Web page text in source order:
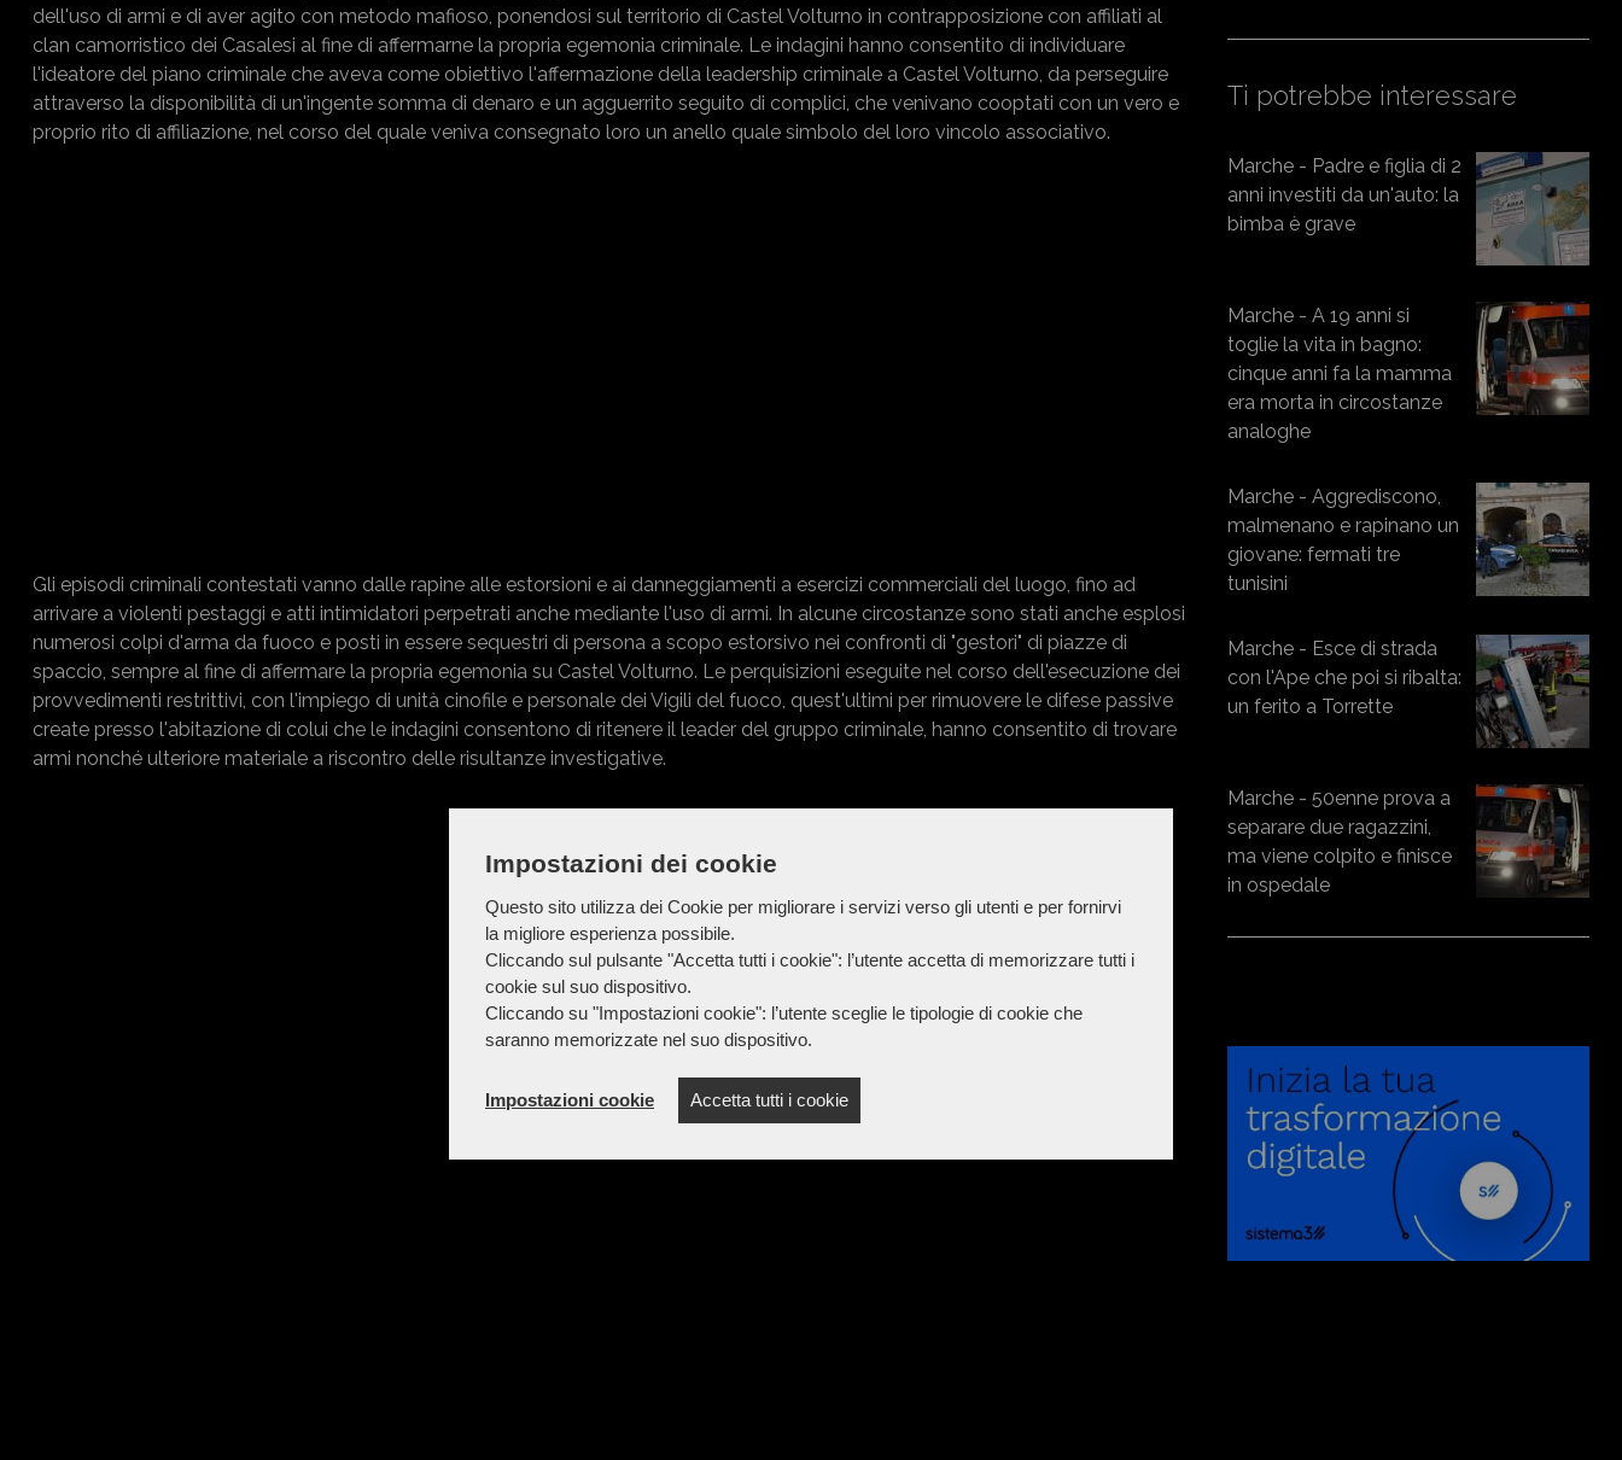
Impostazioni dei cookie
Questo sito utilizza dei Cookie per migliorare i servizi verso gli utenti e per fornirvi
la migliore esperienza possibile.
Cliccando sul pulsante "Accetta tutti i cookie": l’utente accetta di memorizzare tutti i
cookie sul suo dispositivo.
Cliccando su "Impostazioni cookie": l’utente sceglie le tipologie di cookie che
saranno memorizzate nel suo dispositivo.
Impostazioni cookie Accetta tutti i cookie
dell'uso di armi e di aver agito con metodo mafioso, ponendosi sul territorio di Castel Volturno in contrapposizione con affiliati al
clan camorristico dei Casalesi al fine di affermarne la propria egemonia criminale. Le indagini hanno consentito di individuare
l'ideatore del piano criminale che aveva come obiettivo l'affermazione della leadership criminale a Castel Volturno, da perseguire
attraverso la disponibilità di un'ingente somma di denaro e un agguerrito seguito di complici, che venivano cooptati con un vero e
proprio rito di affiliazione, nel corso del quale veniva consegnato loro un anello quale simbolo del loro vincolo associativo.
Gli episodi criminali contestati vanno dalle rapine alle estorsioni e ai danneggiamenti a esercizi commerciali del luogo, fino ad
arrivare a violenti pestaggi e atti intimidatori perpetrati anche mediante l'uso di armi. In alcune circostanze sono stati anche esplosi
numerosi colpi d'arma da fuoco e posti in essere sequestri di persona a scopo estorsivo nei confronti di "gestori" di piazze di
spaccio, sempre al fine di affermare la propria egemonia su Castel Volturno. Le perquisizioni eseguite nel corso dell'esecuzione dei
provvedimenti restrittivi, con l'impiego di unità cinofile e personale dei Vigili del fuoco, quest'ultimi per rimuovere le difese passive
create presso l'abitazione di colui che le indagini consentono di ritenere il leader del gruppo criminale, hanno consentito di trovare
armi nonché ulteriore materiale a riscontro delle risultanze investigative.
Ti potrebbe interessare
Marche - Padre e figlia di 2
anni investiti da un'auto: la
bimba è grave
Marche - A 19 anni si
toglie la vita in bagno:
cinque anni fa la mamma
era morta in circostanze
analoghe
Marche - Aggrediscono,
malmenano e rapinano un
giovane: fermati tre
tunisini
Marche - Esce di strada
con l'Ape che poi si ribalta:
un ferito a Torrette
Marche - 50enne prova a
separare due ragazzini,
ma viene colpito e finisce
in ospedale